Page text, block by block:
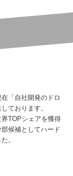
「自社開発のドロ
ております。
TOPシェアを獲得
候補としてハード
。